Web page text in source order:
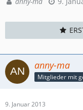
anny-ma
9. Januar 2013